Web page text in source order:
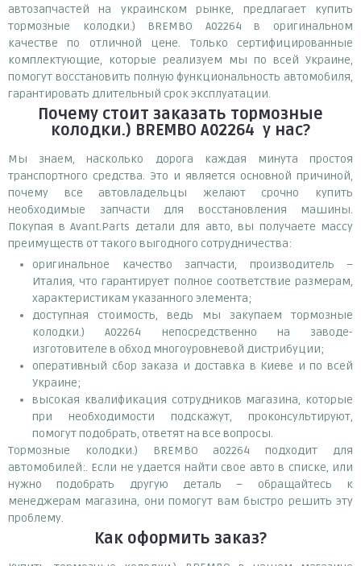
автозапчастей на украинском рынке, предлагает купить
тормозные колодки.) BREMBO A02264 в оригинальном
качестве по отличной цене. Только сертифицированные
комплектующие, которые реализуем мы по всей Украине,
помогут восстановить полную функциональность автомобиля,
гарантировать длительный срок эксплуатации.
Почему стоит заказать тормозные
колодки.) BREMBO A02264 у нас?
Мы знаем, насколько дорога каждая минута простоя
транспортного средства. Это и является основной причиной,
почему все автовладельцы желают срочно купить
необходимые запчасти для восстановления машины.
Покупая в Avant.Parts детали для авто, вы получаете массу
преимуществ от такого выгодного сотрудничества:
оригинальное качество запчасти, производитель –
Италия, что гарантирует полное соответствие размерам,
характеристикам указанного элемента;
доступная стоимость, ведь мы закупаем тормозные
колодки.) A02264 непосредственно на заводе-
изготовителе в обход многоуровневой дистрибуции;
оперативный сбор заказа и доставка в Киеве и по всей
Украине;
высокая квалификация сотрудников магазина, которые
при необходимости подскажут, проконсультируют,
помогут подобрать, ответят на все вопросы.
Тормозные колодки.) BREMBO a02264 подходит для
автомобилей:. Если не удается найти свое авто в списке, или
нужно подобрать другую деталь – обращайтесь к
менеджерам магазина, они помогут вам быстро решить эту
проблему.
Как оформить заказ?